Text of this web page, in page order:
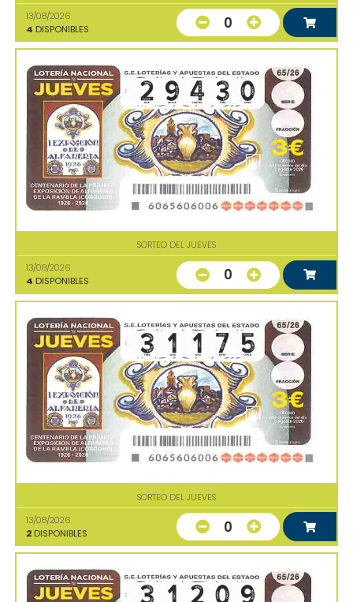
13/08/2026
4 DISPONIBLES 0
SORTEO DEL JUEVES
13/08/2026
4 DISPONIBLES 0
SORTEO DEL JUEVES
13/08/2026
2 DISPONIBLES 0